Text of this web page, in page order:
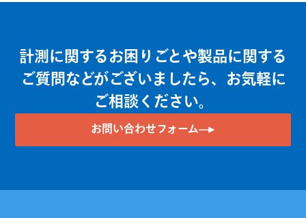
計測に関するお困りごとや製品に関する
ご質問などがございましたら、お気軽に
ご相談ください。
お問い合わせフォーム